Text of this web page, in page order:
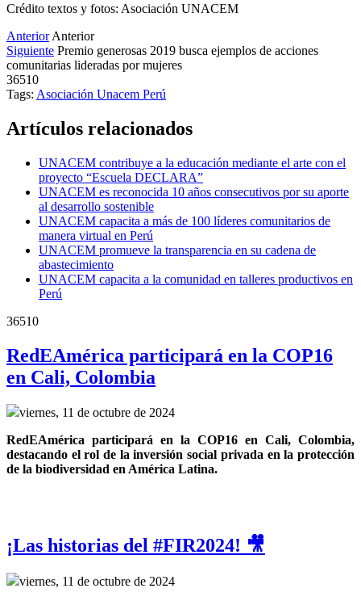
Crédito textos y fotos: Asociación UNACEM
Anterior Anterior
Siguiente Premio generosas 2019 busca ejemplos de acciones
comunitarias lideradas por mujeres
36510
Tags: Asociación Unacem Perú
Artículos relacionados
UNACEM contribuye a la educación mediante el arte con el
proyecto “Escuela DECLARA”
UNACEM es reconocida 10 años consecutivos por su aporte
al desarrollo sostenible
UNACEM capacita a más de 100 líderes comunitarios de
manera virtual en Perú
UNACEM promueve la transparencia en su cadena de
abastecimiento
UNACEM capacita a la comunidad en talleres productivos en
Perú
36510
RedEAmérica participará en la COP16
en Cali, Colombia
viernes, 11 de octubre de 2024
RedEAmérica participará en la COP16 en Cali, Colombia,
destacando el rol de la inversión social privada en la protección
de la biodiversidad en América Latina.
¡Las historias del #FIR2024! 🎥
viernes, 11 de octubre de 2024